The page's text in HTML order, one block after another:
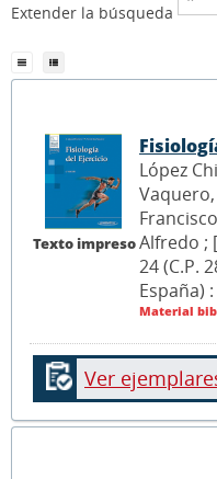
Extender la búsqueda
Texto impreso
López
Alfredo ;
24 (C.P.
España)
Material
Ver